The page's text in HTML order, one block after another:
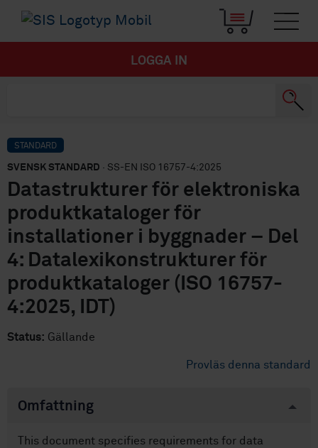
LOGGA IN
STANDARD
SVENSK STANDARD · SS-EN ISO 16757-4:2025
Datastrukturer för elektroniska
produktkataloger för
installationer i byggnader – Del
4: Datalexikonstrukturer för
produktkataloger (ISO 16757-
4:2025, IDT)
Status: Gällande
Provläs denna standard
Omfattning
This document specifies requirements for data